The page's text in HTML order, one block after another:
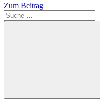
Zum Beitrag
Suche